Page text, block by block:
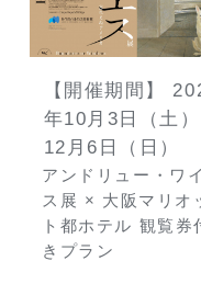
【開催期間】
年10月3日（土）
12月6日（日）
アンドリュー・ワ
ス展 × 大阪マリオ
ト都ホテル 観覧券
きプラン